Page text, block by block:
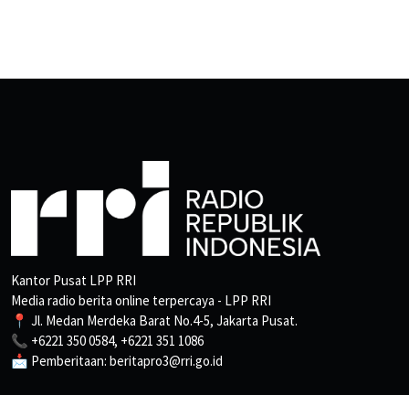
Kantor Pusat LPP RRI
Media radio berita online terpercaya - LPP RRI
📍 Jl. Medan Merdeka Barat No.4-5, Jakarta Pusat.
📞 +6221 350 0584, +6221 351 1086
📩 Pemberitaan: beritapro3@rri.go.id